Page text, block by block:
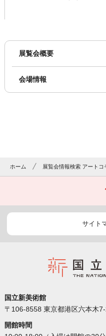
展覧会概要
会場情報
ホーム 展覧会情報検索 アートコ
サイト
国立新美術館
〒106-8558 東京都港区六本木
開館時間